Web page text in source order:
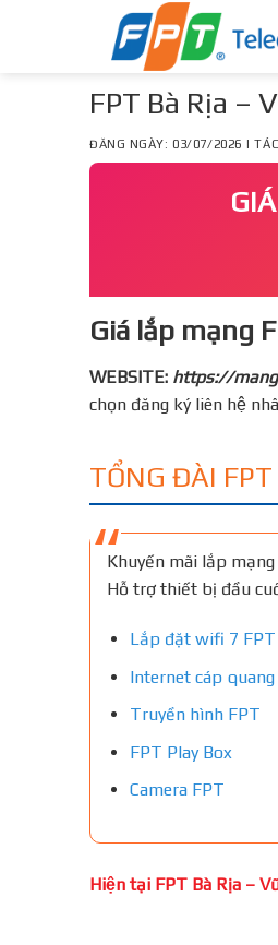
FPT Bà Rịa –
ĐĂNG NGÀY: 03/07/2026 | TÁC
Giá lắp mạng
WEBSITE: https://
chọn đăng ký liên hệ
TỔNG ĐÀI
Khuyến mãi lắp
Hỗ trợ thiết bị đầu
Lắp đặt wifi 7 FPT
Internet cáp quang
Truyền hình FPT
FPT Play Box
Camera FPT
Hiện tại FPT Bà Rịa –